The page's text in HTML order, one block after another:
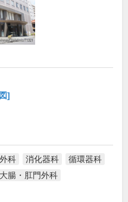
]
科 消化器科
循環器科
大腸・肛門外科